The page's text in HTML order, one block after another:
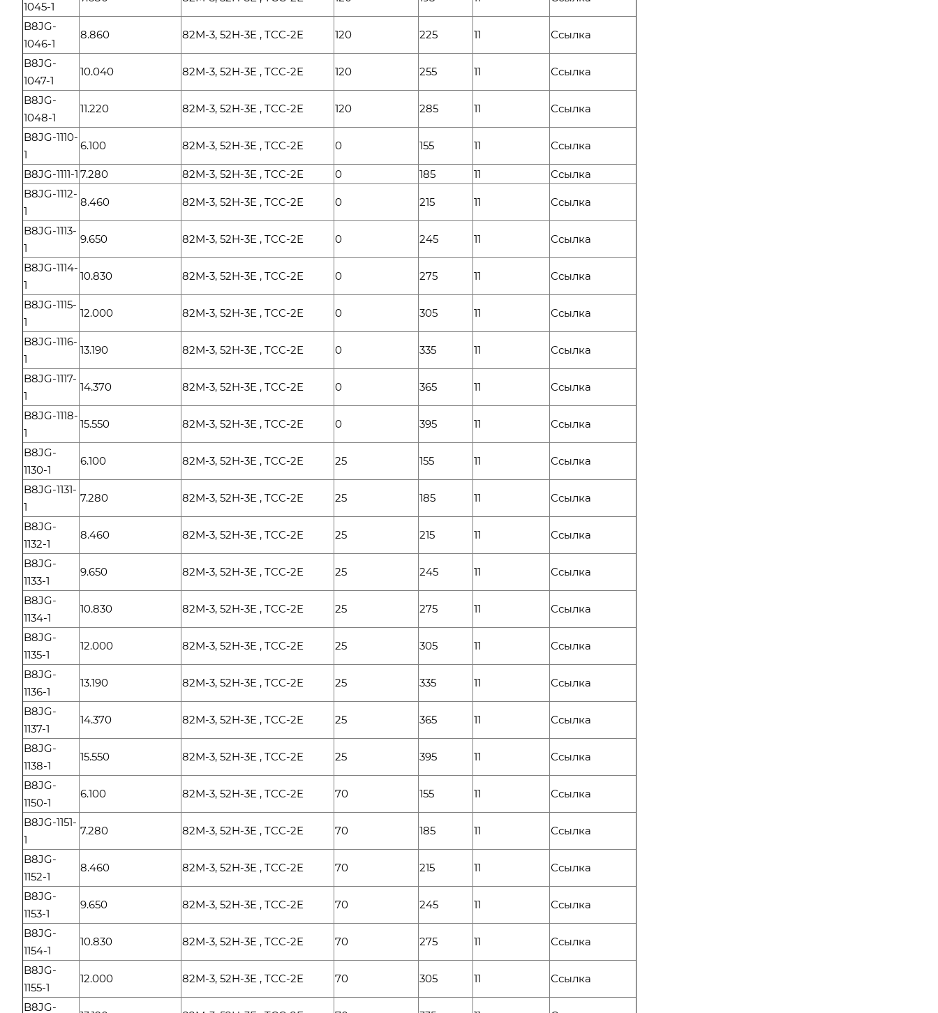
1045-1
B8JG-
1046-1
8.860 82M-3, 52H-3E , TCC-2E 120 225 11 Ссылка
B8JG-
1047-1
10.040 82M-3, 52H-3E , TCC-2E 120 255 11 Ссылка
B8JG-
1048-1
11.220 82M-3, 52H-3E , TCC-2E 120 285 11 Ссылка
B8JG-1110-
1
6.100 82M-3, 52H-3E , TCC-2E 0 155 11 Ссылка
B8JG-1111-1 7.280 82M-3, 52H-3E , TCC-2E 0 185 11
Ссылка
B8JG-1112-
1
8.460 82M-3, 52H-3E , TCC-2E 0 215 11 Ссылка
B8JG-1113-
1
9.650 82M-3, 52H-3E , TCC-2E 0 245 11 Ссылка
B8JG-1114-
1
10.830 82M-3, 52H-3E , TCC-2E 0 275 11 Ссылка
B8JG-1115-
1
12.000 82M-3, 52H-3E , TCC-2E 0 305 11 Ссылка
B8JG-1116-
1
13.190 82M-3, 52H-3E , TCC-2E 0 335 11 Ссылка
B8JG-1117-
1
14.370 82M-3, 52H-3E , TCC-2E 0 365 11 Ссылка
B8JG-1118-
1
15.550 82M-3, 52H-3E , TCC-2E 0 395 11 Ссылка
B8JG-
1130-1
6.100 82M-3, 52H-3E , TCC-2E 25 155 11 Ссылка
B8JG-1131-
1
7.280 82M-3, 52H-3E , TCC-2E 25 185 11 Ссылка
B8JG-
1132-1
8.460 82M-3, 52H-3E , TCC-2E 25 215 11 Ссылка
B8JG-
1133-1
9.650 82M-3, 52H-3E , TCC-2E 25 245 11 Ссылка
B8JG-
1134-1
10.830 82M-3, 52H-3E , TCC-2E 25 275 11 Ссылка
B8JG-
1135-1
12.000 82M-3, 52H-3E , TCC-2E 25 305 11 Ссылка
B8JG-
1136-1
13.190 82M-3, 52H-3E , TCC-2E 25 335 11 Ссылка
B8JG-
1137-1
14.370 82M-3, 52H-3E , TCC-2E 25 365 11 Ссылка
B8JG-
1138-1
15.550 82M-3, 52H-3E , TCC-2E 25 395 11 Ссылка
B8JG-
1150-1
6.100 82M-3, 52H-3E , TCC-2E 70 155 11 Ссылка
B8JG-1151-
1
7.280 82M-3, 52H-3E , TCC-2E 70 185 11 Ссылка
B8JG-
1152-1
8.460 82M-3, 52H-3E , TCC-2E 70 215 11 Ссылка
B8JG-
1153-1
9.650 82M-3, 52H-3E , TCC-2E 70 245 11 Ссылка
B8JG-
1154-1
10.830 82M-3, 52H-3E , TCC-2E 70 275 11 Ссылка
B8JG-
1155-1
12.000 82M-3, 52H-3E , TCC-2E 70 305 11 Ссылка
B8JG-